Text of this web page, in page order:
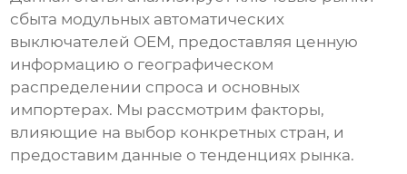
сбыта модульных автоматических
выключателей OEM, предоставляя ценную
информацию о географическом
распределении спроса и основных
импортерах. Мы рассмотрим факторы,
влияющие на выбор конкретных стран, и
предоставим данные о тенденциях рынка.